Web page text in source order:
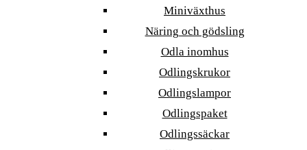
Miniväxthus
Näring och gödsling
Odla inomhus
Odlingskrukor
Odlingslampor
Odlingspaket
Odlingssäckar